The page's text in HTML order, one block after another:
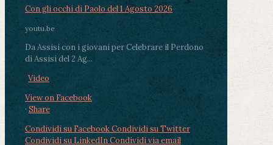
Con gli occhi di Paolo del 1 Agosto 2026
youtu.be
Da Assisi con i giovani per Celebrare il Perdono
di Assisi del 2 Ag...
Video
View on Facebook
· Share
Condividi su FacebookCondividi su Twitter
Condividi su LinkedInCondividi via email